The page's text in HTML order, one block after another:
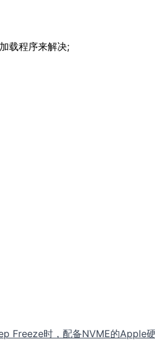
载程序来解决;
Freeze时，配备NVME的Apple